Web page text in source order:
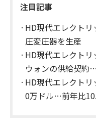
注目記事
HD現代エレクト
圧変圧器を生産
HD現代エレクト
ウォンの供給契約
車
HD現代エレクト
0万ドル…前年比